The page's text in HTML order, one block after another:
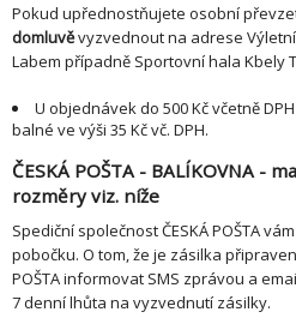
Pokud upřednostňujete osobní
domluvěvyzvednout na adrese Výletní
Labem případně Sportovní hala Kbely
U objednávek do 500 Kč včetně
balné ve výši 35 Kč vč. DPH.
ČESKÁ POŠTA - BALÍKOVNA -
rozměry viz. níže
Spediční společnost ČESKÁ POŠTA
pobočku. O tom, že je zásilka
POŠTA informovat SMS zprávou a
7 denní lhůta na vyzvednutí zásilky.